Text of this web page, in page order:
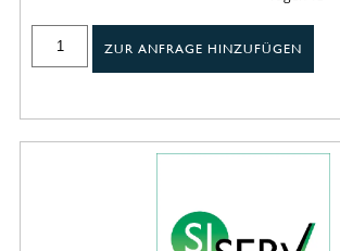
ZUR ANFRAGE HINZUFÜGEN